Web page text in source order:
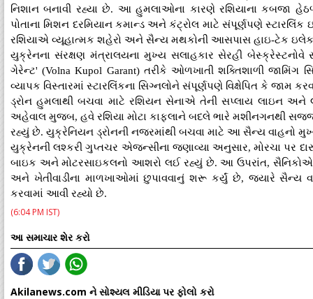
નિશાન બનાવી રહ્યા છે. આ હુમલાઓના કારણે રશિયાના કબજા
પોતાના મિશન દરમિયાન કમાન્ડ અને કંટ્રોલ માટે સંપૂર્ણપણે
રશિયાએ વ્યૂહાત્મક શહેરો અને સૈન્ય મથકોની આસપાસ હાઇ-ટેક
યુક્રેનના સંરક્ષણ મંત્રાલયના મુખ્ય સલાહકાર સેરહી બેસ્ક્રેસ્ટનોવે
ગેરેન્ટ' (Volna Kupol Garant) તરીકે ઓળખાતી શક્તિશાળી
વ્યાપક વિસ્તારમાં સ્ટારલિંકના સિગ્નલોને સંપૂર્ણપણે વિક્ષેપિત કે જામ
ડ્રોન હુમલાથી બચવા માટે રશિયન સેનાએ તેની સપ્લાય લાઇન અને
અહેવાલ મુજબ, હવે રશિયા મોટા કાફલાને બદલે ભારે મશીનગનથી
રહ્યું છે. યુક્રેનિયન ડ્રોનની નજરમાંથી બચવા માટે આ સૈન્ય વાહનો
યુક્રેનની લશ્કરી ગુપ્તચર એજન્સીના જણાવ્યા અનુસાર, મોરચા પર
બાઇક અને મોટરસાઇકલનો આશરો લઈ રહ્યું છે. આ ઉપરાંત, સૈનિકોએ
અને ખેતીવાડીના માળખાઓમાં છુપાવવાનું શરૂ કર્યું છે, જ્યારે સૈન્ય
કરવામાં આવી રહ્યો છે.
(6:04 PM IST)
આ સમાચાર શેર કરો
Akilanews.com ને સોશ્યલ મીડિયા પર ફોલો કરો